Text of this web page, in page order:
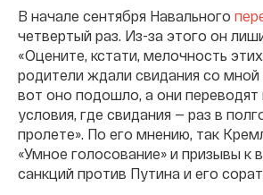
В начале сентября Навального
четвертый раз. Из-за этого он
«Оцените, кстати, мелочность
родители ждали свидания со мной
вот оно подошло, а они переводят
условия, где свидания — раз в
пролете». По его мнению, так
«Умное голосование» и призывы к
санкций против Путина и его